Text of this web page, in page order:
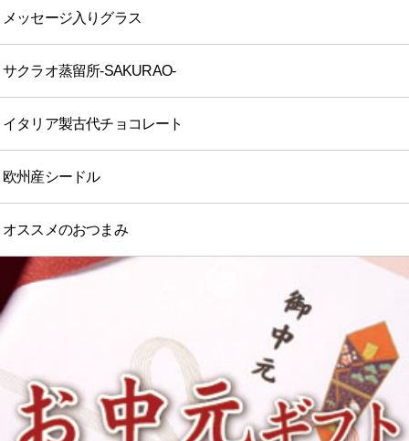
メッセージ入りグラス
サクラオ蒸留所-SAKURAO-
イタリア製古代チョコレート
欧州産シードル
オススメのおつまみ